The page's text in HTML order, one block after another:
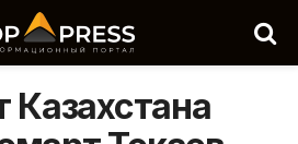
Казахстана